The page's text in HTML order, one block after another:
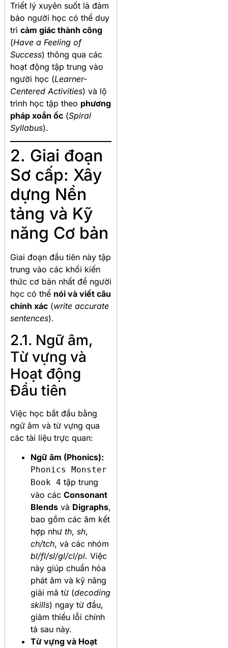
Triết lý xuyên suốt là đảm
bảo người học có thể duy
trì cảm giác thành công
(Have a Feeling of
Success) thông qua các
hoạt động tập trung vào
người học (Learner-
Centered Activities) và lộ
trình học tập theo phương
pháp xoắn ốc (Spiral
Syllabus).
2. Giai đoạn
Sơ cấp: Xây
dựng Nền
tảng và Kỹ
năng Cơ bản
Giai đoạn đầu tiên này tập
trung vào các khối kiến
thức cơ bản nhất để người
học có thể nói và viết câu
chính xác (write accurate
sentences).
2.1. Ngữ âm,
Từ vựng và
Hoạt động
Đầu tiên
Việc học bắt đầu bằng
ngữ âm và từ vựng qua
các tài liệu trực quan:
Ngữ âm (Phonics):
Phonics Monster
Book 4 tập trung
vào các Consonant
Blends và Digraphs,
bao gồm các âm kết
hợp như th, sh,
ch/tch, và các nhóm
bl/fl/sl/gl/cl/pl. Việc
này giúp chuẩn hóa
phát âm và kỹ năng
giải mã từ (decoding
skills) ngay từ đầu,
giảm thiểu lỗi chính
tả sau này.
Từ vựng và Hoạt